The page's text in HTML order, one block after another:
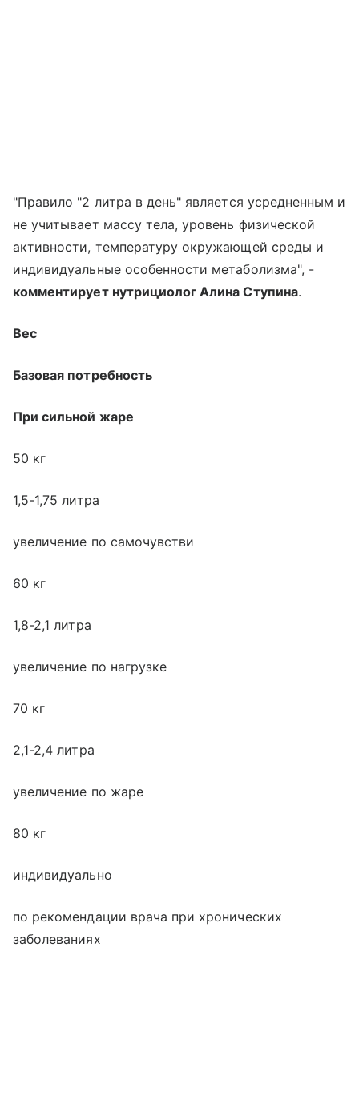
"Правило "2 литра в день" является усредненным и
не учитывает массу тела, уровень физической
активности, температуру окружающей среды и
индивидуальные особенности метаболизма", -
комментирует нутрициолог Алина Ступина.
Вес
Базовая потребность
При сильной жаре
50 кг
1,5-1,75 литра
увеличение по самочувстви
60 кг
1,8-2,1 литра
увеличение по нагрузке
70 кг
2,1-2,4 литра
увеличение по жаре
80 кг
индивидуально
по рекомендации врача при хронических
заболеваниях